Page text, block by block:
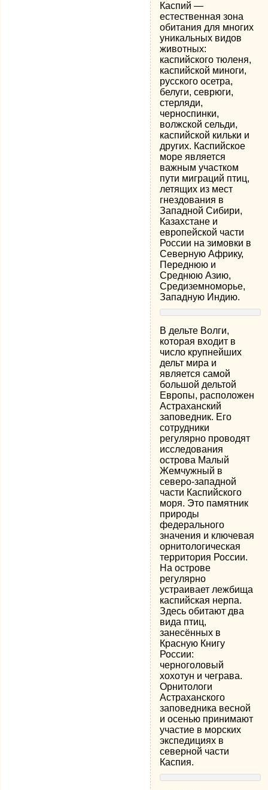
Каспий —
естественная зона
обитания для многих
уникальных видов
животных:
каспийского тюленя,
каспийской миноги,
русского осетра,
белуги, севрюги,
стерляди,
черноспинки,
волжской сельди,
каспийской кильки и
других. Каспийское
море является
важным участком
пути миграций птиц,
летящих из мест
гнездования в
Западной Сибири,
Казахстане и
европейской части
России на зимовки в
Северную Африку,
Переднюю и
Среднюю Азию,
Средиземноморье,
Западную Индию.
В дельте Волги,
которая входит в
число крупнейших
дельт мира и
является самой
большой дельтой
Европы, расположен
Астраханский
заповедник. Его
сотрудники
регулярно проводят
исследования
острова Малый
Жемчужный в
северо-западной
части Каспийского
моря. Это памятник
природы
федерального
значения и ключевая
орнитологическая
территория России.
На острове
регулярно
устраивает лежбища
каспийская нерпа.
Здесь обитают два
вида птиц,
занесённых в
Красную Книгу
России:
черноголовый
хохотун и чеграва.
Орнитологи
Астраханского
заповедника весной
и осенью принимают
участие в морских
экспедициях в
северной части
Каспия.